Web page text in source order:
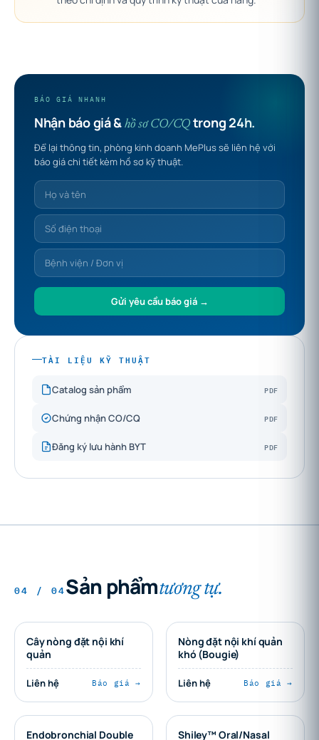
BÁO GIÁ NHANH
Nhận báo giá & hồ sơ CO/CQtrong 24h.
Để lại thông tin, phòng kinh doanh MePlus sẽ liên hệ với
báo giá chi tiết kèm hồ sơ kỹ thuật.
Gửi yêu cầu báo giá →
TÀI LIỆU KỸ THUẬT
Catalog sản phẩm PDF
Chứng nhận CO/CQ PDF
Đăng ký lưu hành BYT PDF
04 / 04Sản phẩmtương tự.
Cây nòng đặt nội khí
quản
Liên hệ Báo giá →
Nòng đặt nội khí quản
khó (Bougie)
Liên hệ Báo giá →
Endobronchial Double
Shiley™ Oral/Nasal